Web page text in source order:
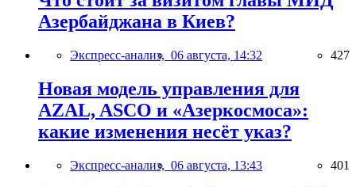
Азербайджана в Киев?
Экспресс-анализ, 06 августа, 14:32 427
Новая модель управления для
AZAL, ASCO и «Азеркосмоса»:
какие изменения несёт указ?
Экспресс-анализ, 06 августа, 13:43 401